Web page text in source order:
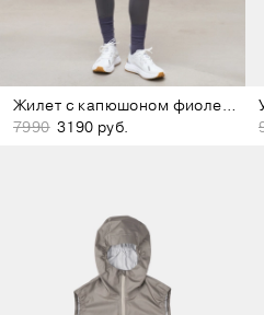
Жилет с капюшоном фиолетовый
7990 3190 руб.